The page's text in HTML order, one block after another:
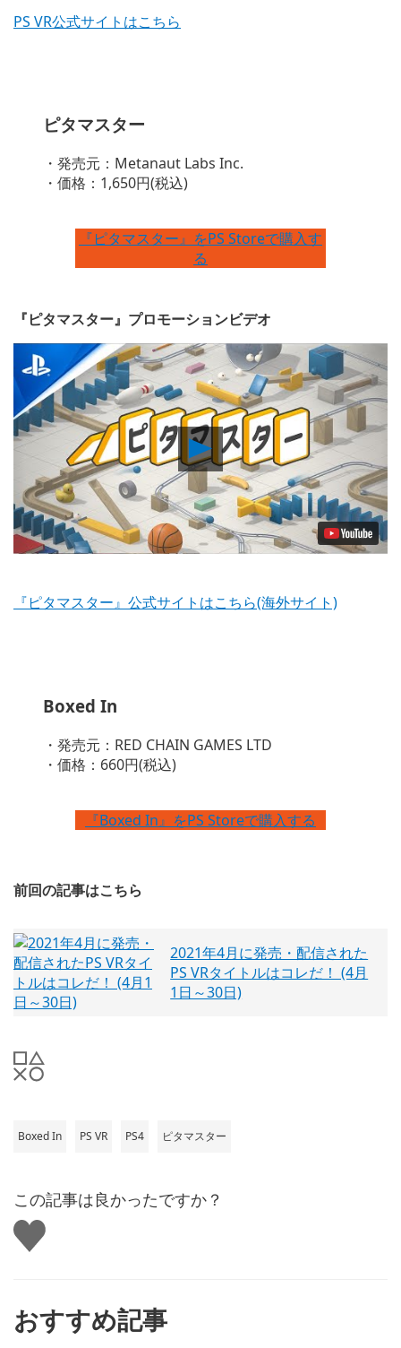
PS VR公式サイトはこちら
ピタマスター
・発売元：Metanaut Labs Inc.
・価格：1,650円(税込)
『ピタマスター』をPS Storeで購入す
る
『ピタマスター』プロモーションビデオ
Play
Video
『ピタマスター』公式サイトはこちら(海外サイト)
Boxed In
・発売元：RED CHAIN GAMES LTD
・価格：660円(税込)
『Boxed In』をPS Storeで購入する
前回の記事はこちら
2021年4月に発売・配信された
PS VRタイトルはコレだ！ (4月
1日～30日)
Boxed In PS VR PS4 ピタマスター
この記事は良かったですか？
い
い
おすすめ記事